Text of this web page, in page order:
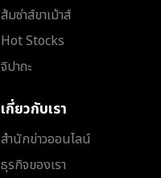
ส้มซ่าส์ขาเม้าส์
Hot Stocks
จิปาถะ
เกี่ยวกับเรา
สำนักข่าวออนไลน์
ธุรกิจของเรา